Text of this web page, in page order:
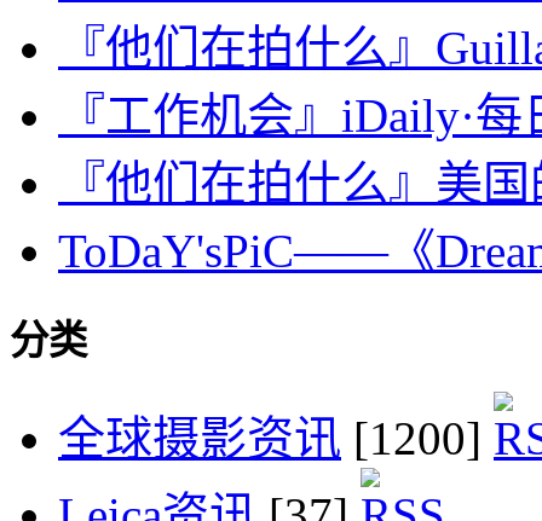
『他们在拍什么』
『工作机会』iDaily·
『他们在拍什么』美
ToDaY'sPiC——《
分类
全球摄影资讯 [1200]